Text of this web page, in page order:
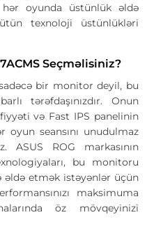
oyunda üstünlük əldə
texnoloji üstünlükləri
Seçməlisiniz?
bir monitor deyil, bu
tərəfdaşınızdır. Onun
və Fast IPS panelinin
seansını unudulmaz
ASUS ROG markasının
bu monitoru
əldə etmək istəyənlər üçün
maksimuma
öz mövqeyinizi